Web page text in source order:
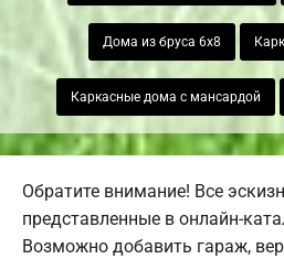
Дома из бруса 6х8
Каркасные дома с мансардой
Обратите внимание! Все
представленные в онлайн-
Возможно добавить гараж,